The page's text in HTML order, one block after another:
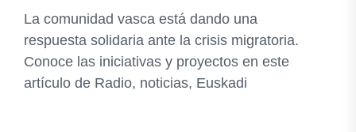
La comunidad vasca está dando una
respuesta solidaria ante la crisis migratoria.
Conoce las iniciativas y proyectos en este
artículo de Radio, noticias, Euskadi